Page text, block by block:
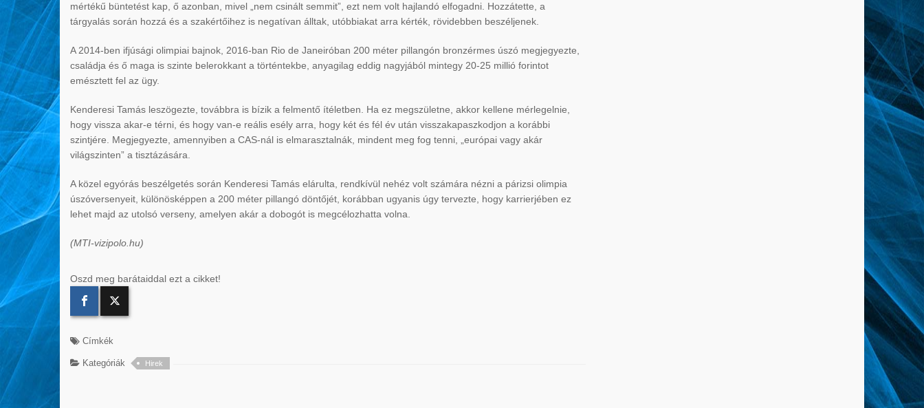
mértékű büntetést kap, ő azonban, mivel „nem csinált semmit”, ezt nem volt hajlandó elfogadni. Hozzátette, a
tárgyalás során hozzá és a szakértőihez is negatívan álltak, utóbbiakat arra kérték, rövidebben beszéljenek.
A 2014-ben ifjúsági olimpiai bajnok, 2016-ban Rio de Janeiróban 200 méter pillangón bronzérmes úszó megjegyezte,
családja és ő maga is szinte belerokkant a történtekbe, anyagilag eddig nagyjából mintegy 20-25 millió forintot
emésztett fel az ügy.
Kenderesi Tamás leszögezte, továbbra is bízik a felmentő ítéletben. Ha ez megszületne, akkor kellene mérlegelnie,
hogy vissza akar-e térni, és hogy van-e reális esély arra, hogy két és fél év után visszakapaszkodjon a korábbi
szintjére. Megjegyezte, amennyiben a CAS-nál is elmarasztalnák, mindent meg fog tenni, „európai vagy akár
világszinten” a tisztázására.
A közel egyórás beszélgetés során Kenderesi Tamás elárulta, rendkívül nehéz volt számára nézni a párizsi olimpia
úszóversenyeit, különösképpen a 200 méter pillangó döntőjét, korábban ugyanis úgy tervezte, hogy karrierjében ez
lehet majd az utolsó verseny, amelyen akár a dobogót is megcélozhatta volna.
(MTI-vizipolo.hu)
Oszd meg barátaiddal ezt a cikket!
Címkék
Kategóriák Hirek